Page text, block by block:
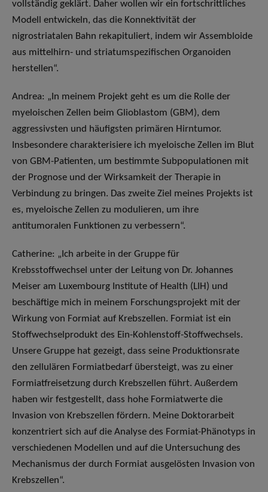
vollständig geklärt. Daher wollen wir ein fortschrittliches
Modell entwickeln, das die Konnektivität der
nigrostriatalen Bahn rekapituliert, indem wir Assembloide
aus mittelhirn- und striatumspezifischen Organoiden
herstellen“.
Andrea: „In meinem Projekt geht es um die Rolle der
myeloischen Zellen beim Glioblastom (GBM), dem
aggressivsten und häufigsten primären Hirntumor.
Insbesondere charakterisiere ich myeloische Zellen im Blut
von GBM-Patienten, um bestimmte Subpopulationen mit
der Prognose und der Wirksamkeit der Therapie in
Verbindung zu bringen. Das zweite Ziel meines Projekts ist
es, myeloische Zellen zu modulieren, um ihre
antitumoralen Funktionen zu verbessern“.
Catherine: „Ich arbeite in der Gruppe für
Krebsstoffwechsel unter der Leitung von Dr. Johannes
Meiser am Luxembourg Institute of Health (LIH) und
beschäftige mich in meinem Forschungsprojekt mit der
Wirkung von Formiat auf Krebszellen. Formiat ist ein
Stoffwechselprodukt des Ein-Kohlenstoff-Stoffwechsels.
Unsere Gruppe hat gezeigt, dass seine Produktionsrate
den zellulären Formiatbedarf übersteigt, was zu einer
Formiatfreisetzung durch Krebszellen führt. Außerdem
haben wir festgestellt, dass hohe Formiatwerte die
Invasion von Krebszellen fördern. Meine Doktorarbeit
konzentriert sich auf die Analyse des Formiat-Phänotyps in
verschiedenen Modellen und auf die Untersuchung des
Mechanismus der durch Formiat ausgelösten Invasion von
Krebszellen“.